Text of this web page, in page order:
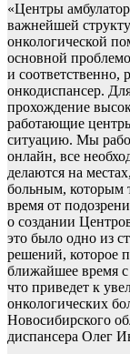
«Центры
важнейшей
онкологической
основной
и соответственно,
онкодиспансер.
прохождение
работающие
ситуацию. Мы
онлайн, все
делаются на
больным, которым
время от
о создании
это было одно из
решений, которое
ближайшее время
что приведет к
онкологических
Новосибирского
диспансера Олег